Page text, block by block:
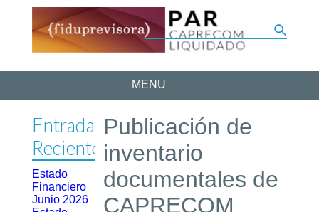
MENU
Entradas
Recientes
Estado
Financiero
Junio 2026
Publicación de
inventario
documentales de
CAPRECOM